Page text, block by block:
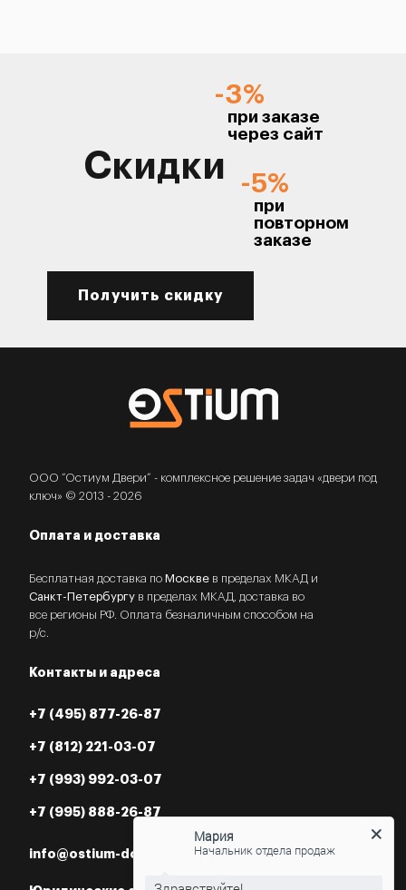
Скидки
-3%
при заказе
через сайт
-5%
при
повторном
заказе
Получить скидку
ООО “Остиум Двери” - комплексное решение задач «двери под
ключ» © 2013 - 2026
Оплата и доставка
Бесплатная доставка по Москве в пределах МКАД и
Санкт-Петербургу в пределах МКАД, доставка во
все регионы РФ. Оплата безналичным способом на
р/с.
Контакты и адреса
+7 (495) 877-26-87
+7 (812) 221-03-07
+7 (993) 992-03-07
+7 (995) 888-26-87
info@ostium-doors.ru
Мария
Начальник отдела продаж